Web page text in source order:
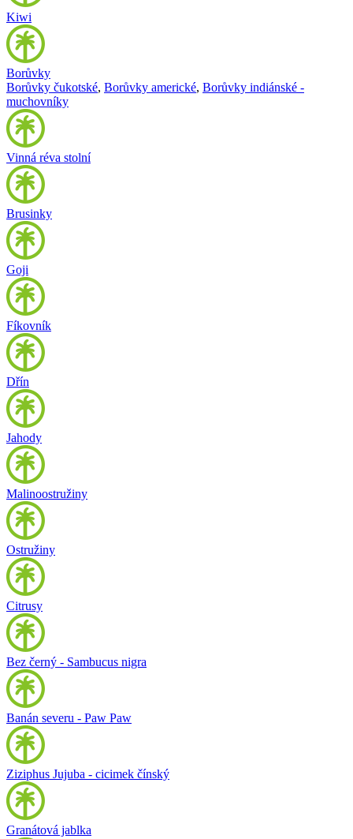
Kiwi
Borůvky
Borůvky čukotské, Borůvky americké, Borůvky indiánské -
muchovníky
Vinná réva stolní
Brusinky
Goji
Fíkovník
Dřín
Jahody
Malinoostružiny
Ostružiny
Citrusy
Bez černý - Sambucus nigra
Banán severu - Paw Paw
Ziziphus Jujuba - cicimek čínský
Granátová jablka